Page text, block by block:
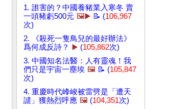
1. 誰害的？中國養豬業入寒冬 賣
一頭豬虧500元 🖼️▶️ 📝 (106,967
次)
2. 《殺死一隻鳥兒的最好辦法》
爲何成反詩？
▶️ (105,862次)
3. 中國知名法醫：人有靈魂！我
們只是宇宙一塵埃 🖼️ 📝 (105,847
次)
4. 重慶時代峰峻被雷劈是「遭天
譴」獲熱烈呼應 🖼️ (104,351次)